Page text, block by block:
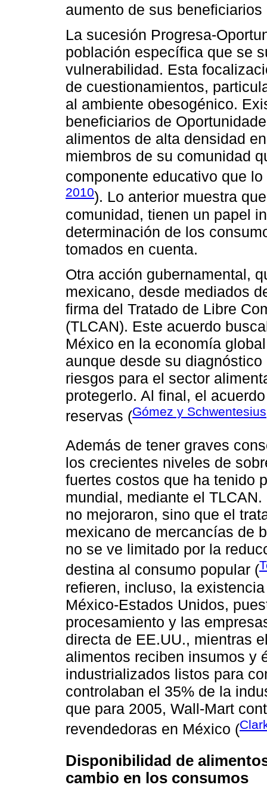
aumento de sus beneficiarios
La sucesión Progresa-
población específica que se
vulnerabilidad. Esta
de cuestionamientos,
al ambiente obesogénico.
beneficiarios de
alimentos de alta densidad
miembros de su comunidad
componente educativo que
2010). Lo anterior muestra
comunidad, tienen un papel
determinación de los
tomados en cuenta.
Otra acción gubernamental,
mexicano, desde mediados
firma del Tratado de Libre
(TLCAN). Este acuerdo
México en la economía
aunque desde su
riesgos para el sector
protegerlo. Al final, el
reservas (Gómez y
Además de tener graves
los crecientes niveles de
fuertes costos que ha tenido
mundial, mediante el
no mejoraron, sino que el
mexicano de mercancías de
no se ve limitado por la
destina al consumo popular (
refieren, incluso, la
México-Estados Unidos,
procesamiento y las
directa de EE.UU., mientras
alimentos reciben insumos y
industrializados listos para
controlaban el 35% de la
que para 2005, Wall-Mart
revendedoras en México (
Disponibilidad de
cambio en los consumos